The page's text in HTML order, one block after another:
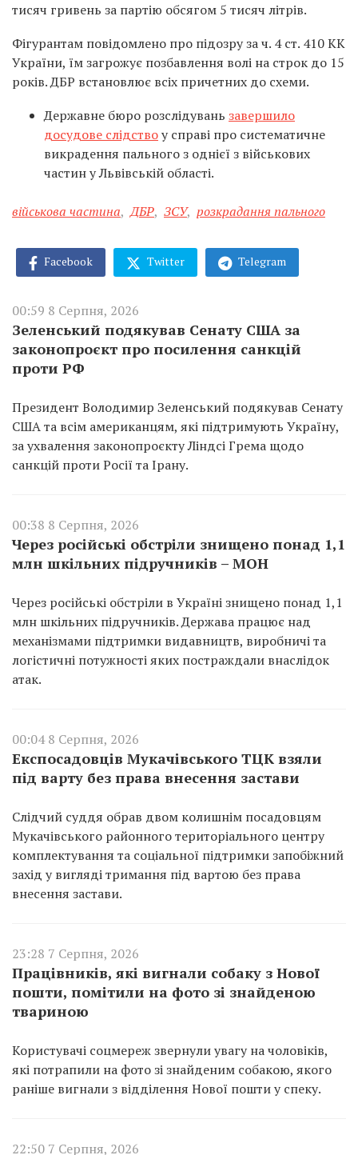
тисяч гривень за партію обсягом 5 тисяч літрів.
Фігурантам повідомлено про підозру за ч. 4 ст. 410 КК
України, їм загрожує позбавлення волі на строк до 15
років. ДБР встановлює всіх причетних до схеми.
Державне бюро розслідувань завершило
досудове слідствоу справі про систематичне
викрадення пального з однієї з військових
частин у Львівській області.
військова частина, ДБР, ЗСУ, розкрадання пального
Facebook Twitter Telegram
00:59 8 Серпня, 2026
Зеленський подякував Сенату США за
законопроєкт про посилення санкцій
проти РФ
Президент Володимир Зеленський подякував Сенату
США та всім американцям, які підтримують Україну,
за ухвалення законопроєкту Ліндсі Грема щодо
санкцій проти Росії та Ірану.
00:38 8 Серпня, 2026
Через російські обстріли знищено понад 1,1
млн шкільних підручників – МОН
Через російські обстріли в Україні знищено понад 1,1
млн шкільних підручників. Держава працює над
механізмами підтримки видавництв, виробничі та
логістичні потужності яких постраждали внаслідок
атак.
00:04 8 Серпня, 2026
Експосадовців Мукачівського ТЦК взяли
під варту без права внесення застави
Слідчий суддя обрав двом колишнім посадовцям
Мукачівського районного територіального центру
комплектування та соціальної підтримки запобіжний
захід у вигляді тримання під вартою без права
внесення застави.
23:28 7 Серпня, 2026
Працівників, які вигнали собаку з Нової
пошти, помітили на фото зі знайденою
твариною
Користувачі соцмереж звернули увагу на чоловіків,
які потрапили на фото зі знайденим собакою, якого
раніше вигнали з відділення Нової пошти у спеку.
22:50 7 Серпня, 2026